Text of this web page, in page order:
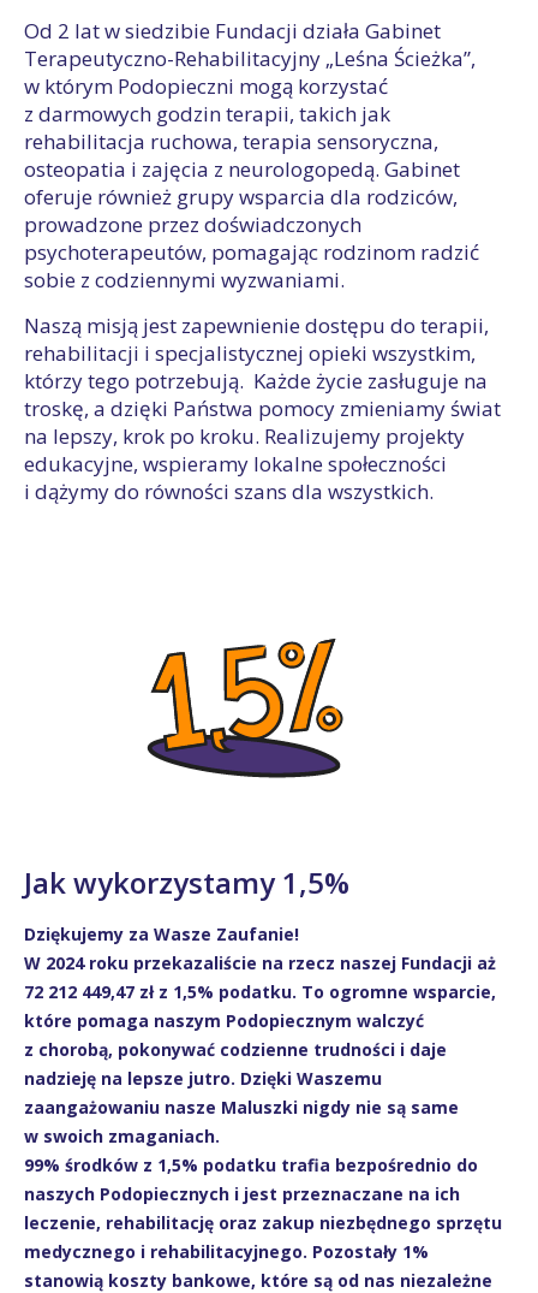
Od 2 lat w siedzibie Fundacji działa Gabinet
Terapeutyczno-Rehabilitacyjny „Leśna Ścieżka”,
w którym Podopieczni mogą korzystać
z darmowych godzin terapii, takich jak
rehabilitacja ruchowa, terapia sensoryczna,
osteopatia i zajęcia z neurologopedą. Gabinet
oferuje również grupy wsparcia dla rodziców,
prowadzone przez doświadczonych
psychoterapeutów, pomagając rodzinom radzić
sobie z codziennymi wyzwaniami.
Naszą misją jest zapewnienie dostępu do terapii,
rehabilitacji i specjalistycznej opieki wszystkim,
którzy tego potrzebują. Każde życie zasługuje na
troskę, a dzięki Państwa pomocy zmieniamy świat
na lepszy, krok po kroku. Realizujemy projekty
edukacyjne, wspieramy lokalne społeczności
i dążymy do równości szans dla wszystkich.
Jak wykorzystamy 1,5%
Dziękujemy za Wasze Zaufanie!
W 2024 roku przekazaliście na rzecz naszej Fundacji aż
72 212 449,47 zł z 1,5% podatku. To ogromne wsparcie,
które pomaga naszym Podopiecznym walczyć
z chorobą, pokonywać codzienne trudności i daje
nadzieję na lepsze jutro. Dzięki Waszemu
zaangażowaniu nasze Maluszki nigdy nie są same
w swoich zmaganiach.
99% środków z 1,5% podatku trafia bezpośrednio do
naszych Podopiecznych i jest przeznaczane na ich
leczenie, rehabilitację oraz zakup niezbędnego sprzętu
medycznego i rehabilitacyjnego. Pozostały 1%
stanowią koszty bankowe, które są od nas niezależne